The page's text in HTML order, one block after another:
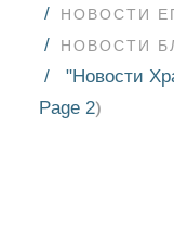
НОВОСТИ
НОВОСТИ
"Новости
Page 2)